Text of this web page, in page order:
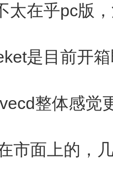
太在乎pc版
是目前开
整体感觉
市面上的，